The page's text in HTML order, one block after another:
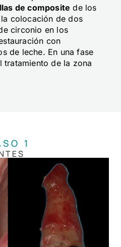
de composite de los
colocación de dos
circonio en los
con
de leche. En una fase
tratamiento de la zona
1